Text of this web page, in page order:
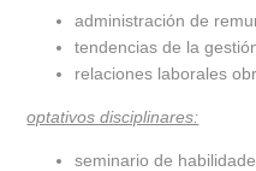
administración de
tendencias de la
relaciones laborales
optativos disciplinares:
seminario de